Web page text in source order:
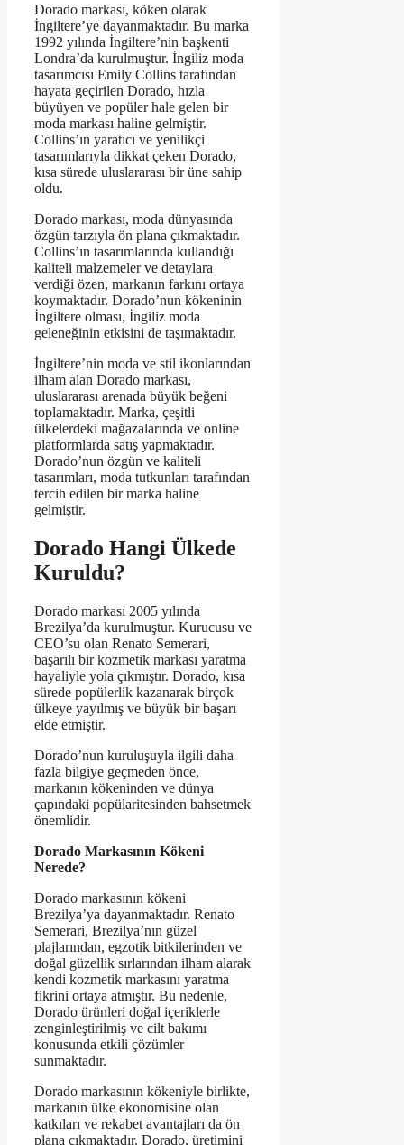
Dorado markası, köken olarak
İngiltere’ye dayanmaktadır. Bu marka
1992 yılında İngiltere’nin başkenti
Londra’da kurulmuştur. İngiliz moda
tasarımcısı Emily Collins tarafından
hayata geçirilen Dorado, hızla
büyüyen ve popüler hale gelen bir
moda markası haline gelmiştir.
Collins’ın yaratıcı ve yenilikçi
tasarımlarıyla dikkat çeken Dorado,
kısa sürede uluslararası bir üne sahip
oldu.
Dorado markası, moda dünyasında
özgün tarzıyla ön plana çıkmaktadır.
Collins’ın tasarımlarında kullandığı
kaliteli malzemeler ve detaylara
verdiği özen, markanın farkını ortaya
koymaktadır. Dorado’nun kökeninin
İngiltere olması, İngiliz moda
geleneğinin etkisini de taşımaktadır.
İngiltere’nin moda ve stil ikonlarından
ilham alan Dorado markası,
uluslararası arenada büyük beğeni
toplamaktadır. Marka, çeşitli
ülkelerdeki mağazalarında ve online
platformlarda satış yapmaktadır.
Dorado’nun özgün ve kaliteli
tasarımları, moda tutkunları tarafından
tercih edilen bir marka haline
gelmiştir.
Dorado Hangi Ülkede
Kuruldu?
Dorado markası 2005 yılında
Brezilya’da kurulmuştur. Kurucusu ve
CEO’su olan Renato Semerari,
başarılı bir kozmetik markası yaratma
hayaliyle yola çıkmıştır. Dorado, kısa
sürede popülerlik kazanarak birçok
ülkeye yayılmış ve büyük bir başarı
elde etmiştir.
Dorado’nun kuruluşuyla ilgili daha
fazla bilgiye geçmeden önce,
markanın kökeninden ve dünya
çapındaki popülaritesinden bahsetmek
önemlidir.
Dorado Markasının Kökeni
Nerede?
Dorado markasının kökeni
Brezilya’ya dayanmaktadır. Renato
Semerari, Brezilya’nın güzel
plajlarından, egzotik bitkilerinden ve
doğal güzellik sırlarından ilham alarak
kendi kozmetik markasını yaratma
fikrini ortaya atmıştır. Bu nedenle,
Dorado ürünleri doğal içeriklerle
zenginleştirilmiş ve cilt bakımı
konusunda etkili çözümler
sunmaktadır.
Dorado markasının kökeniyle birlikte,
markanın ülke ekonomisine olan
katkıları ve rekabet avantajları da ön
plana çıkmaktadır. Dorado, üretimini